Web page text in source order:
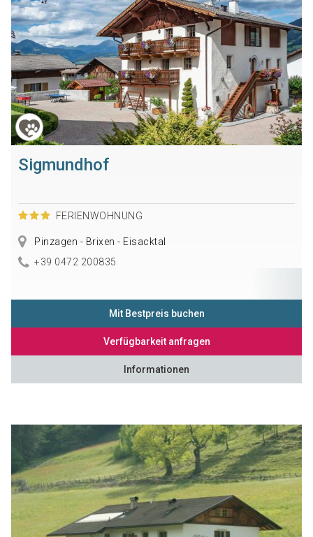
Sigmundhof
FERIENWOHNUNG
Pinzagen - Brixen - Eisacktal
+39 0472 200835
Mit Bestpreis buchen
Verfügbarkeit anfragen
Informationen